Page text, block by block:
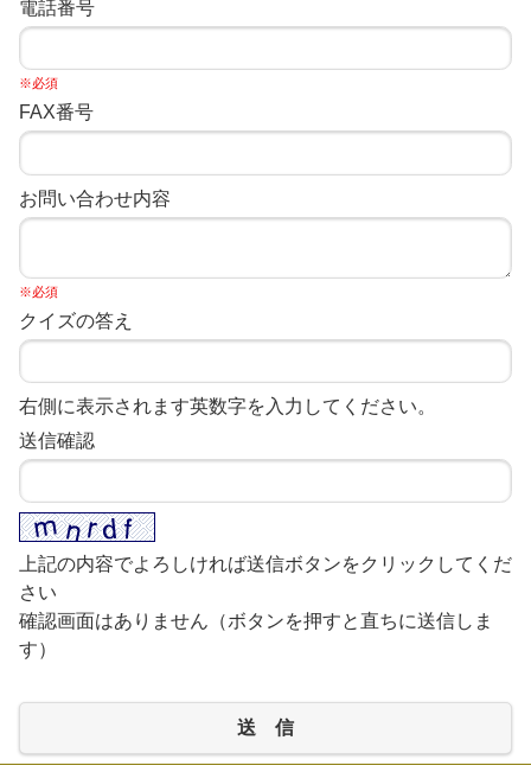
電話番号
※必須
FAX番号
お問い合わせ内容
※必須
クイズの答え
右側に表示されます英数字を入力してください。
送信確認
上記の内容でよろしければ送信ボタンをクリックしてくだ
さい
確認画面はありません（ボタンを押すと直ちに送信しま
す）
送 信